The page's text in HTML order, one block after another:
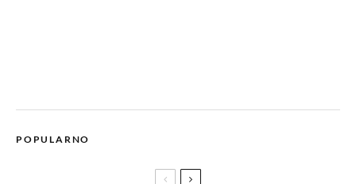
POPULARNO